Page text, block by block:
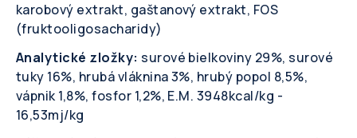
karobový extrakt, gaštanový extrakt, FOS
(fruktooligosacharidy)
Analytické zložky: surové bielkoviny 29%, surové
tuky 16%, hrubá vláknina 3%, hrubý popol 8,5%,
vápnik 1,8%, fosfor 1,2%, E.M. 3948kcal/kg -
16,53mj/kg